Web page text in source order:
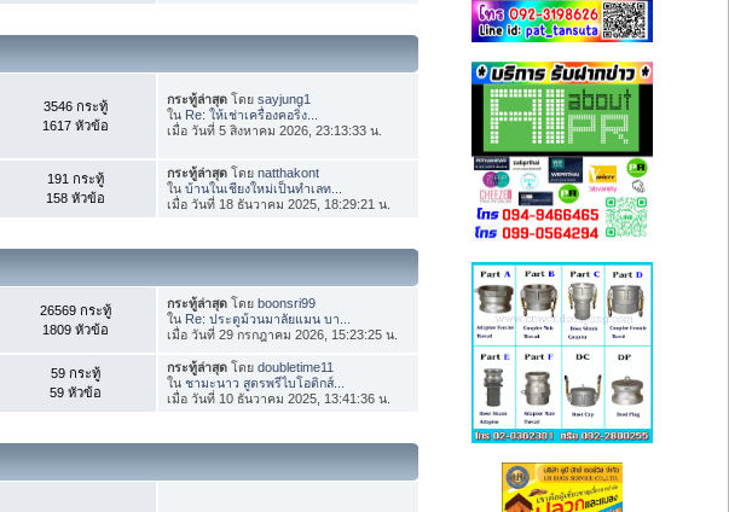
3546 กระทู้
1617 หัวข้อ
กระทู้ล่าสุด โดยsayjung1
ใน Re: ให้เช่าเครื่องคอริ่ง...
เมื่อ วันที่ 5 สิงหาคม 2026, 23:13:33 น.
191 กระทู้
158 หัวข้อ
กระทู้ล่าสุด โดยnatthakont
ในบ้านในเชียงใหม่เป็นทำเลท...
เมื่อ วันที่ 18 ธันวาคม 2025, 18:29:21 น.
26569 กระทู้
1809 หัวข้อ
กระทู้ล่าสุด โดยboonsri99
ใน Re: ประตูม้วนมาลัยแมน บา...
เมื่อ วันที่ 29 กรกฎาคม 2026, 15:23:25 น.
59 กระทู้
59 หัวข้อ
กระทู้ล่าสุด โดยdoubletime11
ในชามะนาว สูตรพรีไบโอติกส์...
เมื่อ วันที่ 10 ธันวาคม 2025, 13:41:36 น.